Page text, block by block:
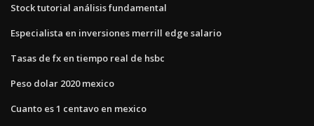
Stock tutorial análisis fundamental
Especialista en inversiones merrill edge salario
Tasas de fx en tiempo real de hsbc
Peso dolar 2020 mexico
Cuanto es 1 centavo en mexico